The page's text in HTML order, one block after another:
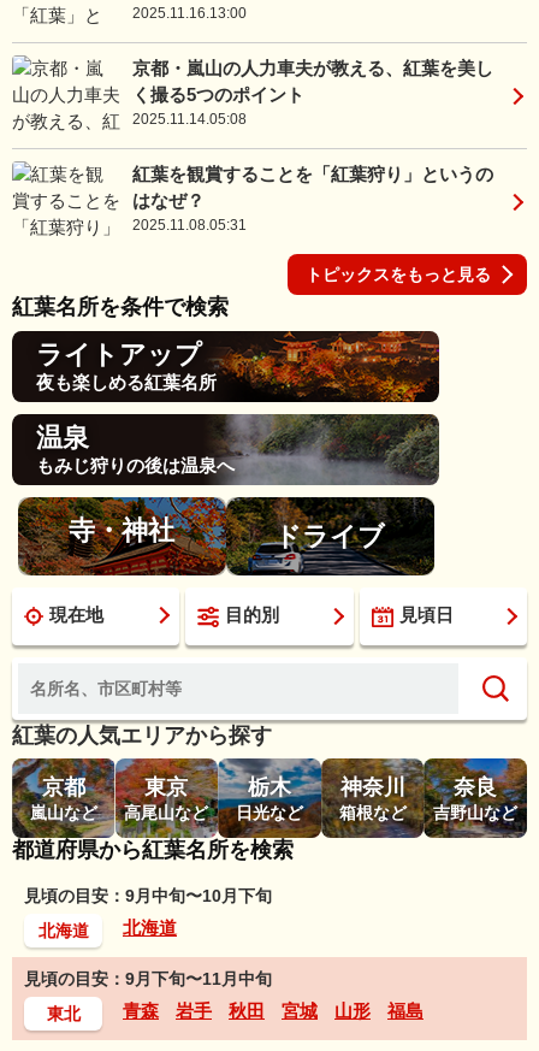
2025.11.16.13:00
京都・嵐山の人力車夫が教える、紅葉を美し
く撮る5つのポイント
2025.11.14.05:08
紅葉を観賞することを「紅葉狩り」というの
はなぜ？
2025.11.08.05:31
トピックスをもっと見る
紅葉名所を条件で検索
ライトアップ
夜も楽しめる紅葉名所
温泉
もみじ狩りの後は温泉へ
寺・神社 ドライブ
現在地 目的別 見頃日
紅葉の人気エリアから探す
京都
嵐山など
東京
高尾山など
栃木
日光など
神奈川
箱根など
奈良
吉野山など
都道府県から紅葉名所を検索
見頃の目安：9月中旬〜10月下旬
北海道
北海道
見頃の目安：9月下旬〜11月中旬
東北
青森 岩手 秋田 宮城 山形 福島